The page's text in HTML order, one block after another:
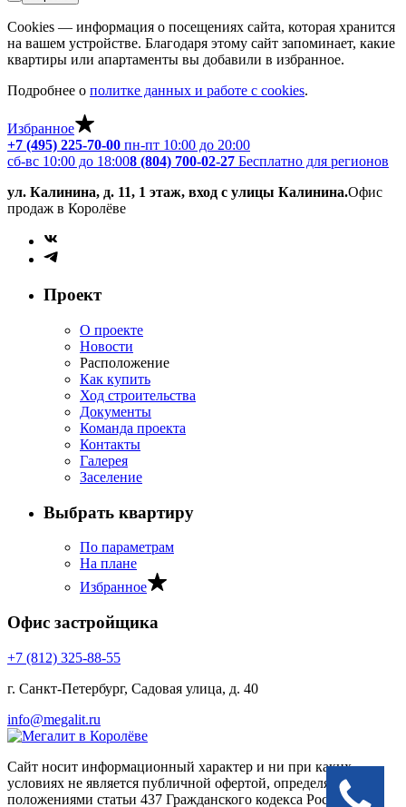
Cookies — информация о посещениях сайта, которая хранится
на вашем устройстве. Благодаря этому сайт запоминает, какие
квартиры или апартаменты вы добавили в избранное.
Подробнее о политке данных и работе с cookies.
Избранное
+7 (495) 225-70-00 пн-пт 10:00 до 20:00
сб-вс 10:00 до 18:008 (804) 700-02-27 Бесплатно для регионов
ул. Калинина, д. 11, 1 этаж, вход с улицы Калинина.Офис
продаж в Королёве
Проект
О проекте
Новости
Расположение
Как купить
Ход строительства
Документы
Команда проекта
Контакты
Галерея
Заселение
Выбрать квартиру
По параметрам
На плане
Избранное
Офис застройщика
+7 (812) 325‐88‐55
г. Санкт‐Петербург, Садовая улица, д. 40
info@megalit.ru
Сайт носит информационный характер и ни при каких
условиях не является публичной офертой, определяемой
положениями статьи 437 Гражданского кодекса Российской